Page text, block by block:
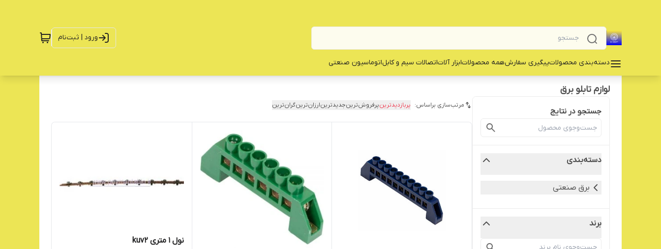
ورود | ثبت‌نام
دسته‌بندی محصولاتپیگیری سفارشهمه محصولات‌ابزار آلاتاتصالات سیم و کابلاتوماسیون صنعتی
لوازم تابلو برق
جستجو در نتایج
دسته‌بندی
برق صنعتی
برند
مرتب‌سازی براساس: پربازدیدترینپرفروش‌ترینجدیدترینارزان‌ترینگران‌ترین
نول ۱ متری kuv2